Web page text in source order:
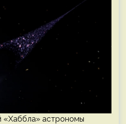
«Хаббла» астрономы